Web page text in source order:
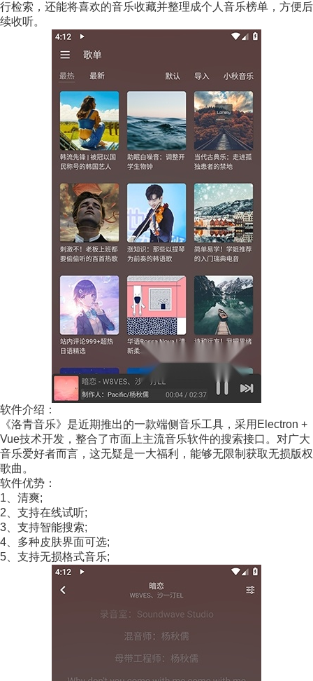
行检索，还能将喜欢的音乐收藏并整理成个人音乐榜单，方便后
续收听。
软件介绍：
《洛青音乐》是近期推出的一款端侧音乐工具，采用Electron +
Vue技术开发，整合了市面上主流音乐软件的搜索接口。对广大
音乐爱好者而言，这无疑是一大福利，能够无限制获取无损版权
歌曲。
软件优势：
1、清爽;
2、支持在线试听;
3、支持智能搜索;
4、多种皮肤界面可选;
5、支持无损格式音乐;